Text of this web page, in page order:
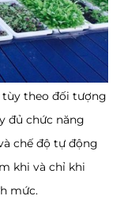
tùy theo đối tượng
đủ chức năng
chế độ tự động
khi và chỉ khi
mức.